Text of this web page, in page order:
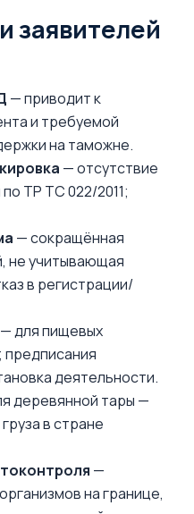
заявителей
— приводит к
и требуемой
на таможне.
— отсутствие
ТР ТС 022/2011;
— сокращённая
не учитывающая
в регистрации/
— для пищевых
предписания
деятельности.
деревянной тары —
в стране
—
на границе,